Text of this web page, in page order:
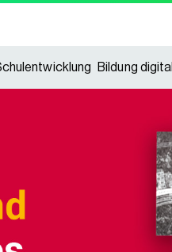
Bildung digital